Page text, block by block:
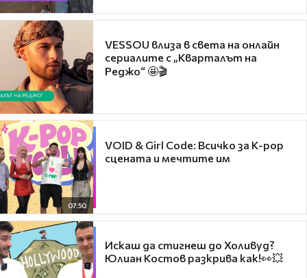
VESSOU влиза в света на онлайн
сериалите с „Кварталът на
Реджо“ 🤩🎬
07:50
VOID & Girl Code: Всичко за K-pop
сцената и мечтите им
Искаш да стигнеш до Холивуд?
Юлиан Костов разкрива как!👀💥